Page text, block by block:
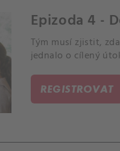
Epizoda 4 -
Tým musí zjistit,
jednalo o cílený
REGISTROVAT